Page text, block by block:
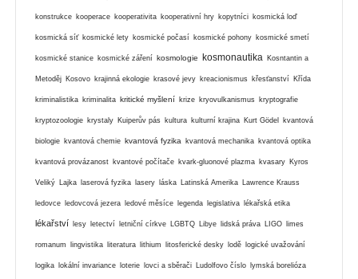
konstrukce kooperace kooperativita kooperativní hry kopytníci kosmická loď
kosmická síť kosmické lety kosmické počasí kosmické pohony kosmické smetí
kosmické stanice kosmické záření kosmologie kosmonautika Kosntantin a
Metoděj Kosovo krajinná ekologie krasové jevy kreacionismus křesťanství Křída
kriminalistika kriminalita kritické myšlení krize kryovulkanismus kryptografie
kryptozoologie krystaly Kuiperův pás kultura kulturní krajina Kurt Gödel kvantová
biologie kvantová chemie kvantová fyzika kvantová mechanika kvantová optika
kvantová provázanost kvantové počítače kvark-gluonové plazma kvasary Kyros
Veliký Lajka laserová fyzika lasery láska Latinská Amerika Lawrence Krauss
ledovce ledovcová jezera ledové měsíce legenda legislativa lékařská etika
lékařství lesy letectví letniční církve LGBTQ Libye lidská práva LIGO limes
romanum lingvistika literatura lithium litosferické desky lodě logické uvažování
logika lokální invariance loterie lovci a sběrači Ludolfovo číslo lymská borelióza